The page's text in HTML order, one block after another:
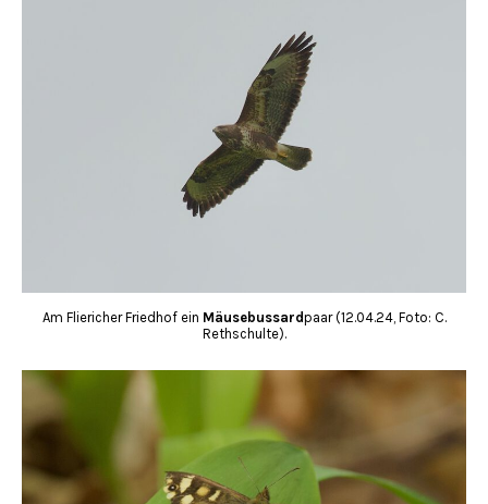
Am Fliericher Friedhof ein Mäusebussardpaar (12.04.24, Foto: C.
Rethschulte).